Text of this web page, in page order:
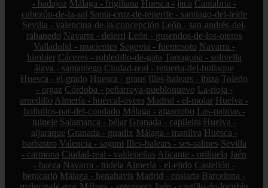
- badajoz Málaga - frigiliana Huesca - jaca Cantabria -
cabezón-de-la-sal Santa-cruz-de-tenerife - santiago-del-teide
Sevilla - valencina-de-la-concepción León - san-andrés-del-
rabanedo Navarra - deierri León - gusendos-de-los-oteros
Valladolid - mucientes Segovia - fuentesoto Navarra -
lumbier Cáceres - robledillo-de-gata Tarragona - solivella
álava - samaniego Ciudad-real - retuerta-del-bullaque
Huesca - el-grado Huesca - graus Illes-balears - ibiza Toledo
- orgaz Córdoba - peñarroya-pueblonuevo La-rioja -
arnedillo Almería - huércal-overa Madrid - el-molar Huelva -
bollullos-par-del-condado Málaga - algarrobo Las-palmas -
tuineje Salamanca - béjar Granada - capileira Huelva -
aljaraque Granada - guadix Málaga - manilva Huesca -
barbastro Valencia - sagunt Illes-balears - ses-salines Sevilla
- carmona Ciudad-real - valdepeñas Alicante - orihuela Jaén
- baeza Navarra - tudela Almería - el-ejido Castellón -
benicarló Málaga - benahavís Madrid - coslada Barcelona -